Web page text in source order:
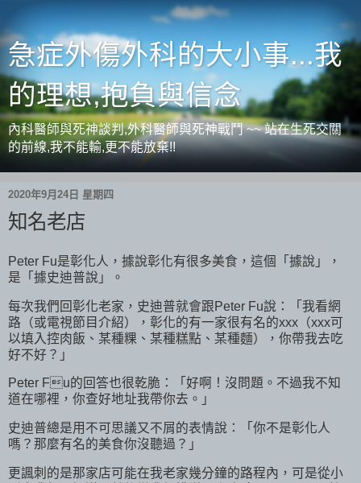
急症外傷外科的大小事...我
的理想,抱負與信念
內科醫師與死神談判,外科醫師與死神戰鬥 ~~ 站在生死交關
的前線,我不能輸,更不能放棄!!
2020年9月24日 星期四
知名老店
Peter Fu是彰化人，據說彰化有很多美食，這個「據說」，
是「據史迪普說」。
每次我們回彰化老家，史迪普就會跟Peter Fu說：「我看網
路（或電視節目介紹），彰化的有一家很有名的xxx（xxx可
以填入控肉飯、某種粿、某種糕點、某種麵），你帶我去吃
好不好？」
Peter Fu的回答也很乾脆：「好啊！沒問題。不過我不知
道在哪裡，你查好地址我帶你去。」
史迪普總是用不可思議又不屑的表情說：「你不是彰化人
嗎？那麼有名的美食你沒聽過？」
更諷刺的是那家店可能在我老家幾分鐘的路程內，可是從小